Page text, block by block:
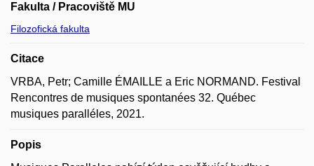
Fakulta / Pracoviště MU
Filozofická fakulta
Citace
VRBA, Petr; Camille ÉMAILLE a Eric NORMAND. Festival
Rencontres de musiques spontanées 32. Québec
musiques paralléles, 2021.
Popis